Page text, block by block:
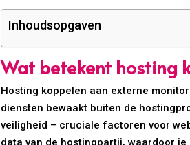
Inhoudsopgaven
Wat betekent hosting
Hosting koppelen aan externe
diensten bewaakt buiten de
veiligheid – cruciale factoren voor